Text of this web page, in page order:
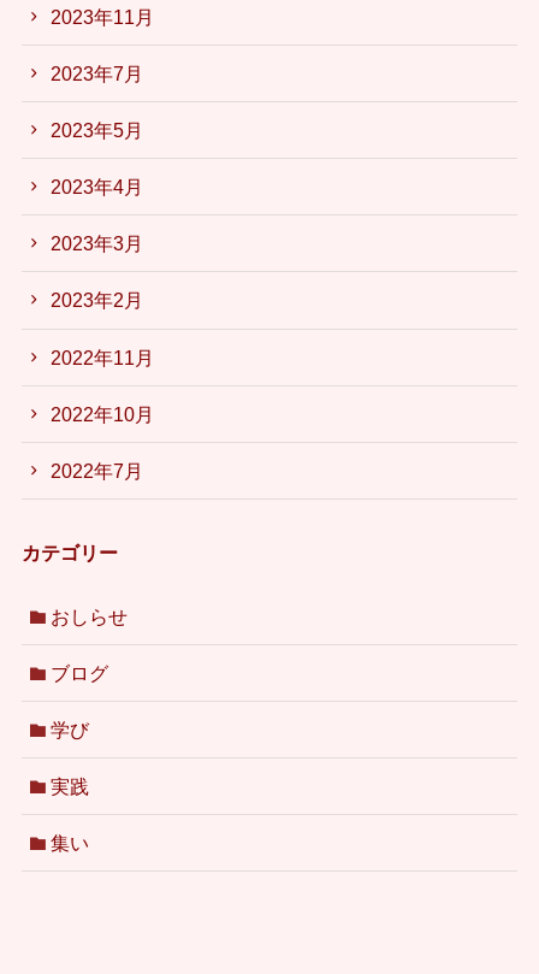
2023年11月
2023年7月
2023年5月
2023年4月
2023年3月
2023年2月
2022年11月
2022年10月
2022年7月
カテゴリー
おしらせ
ブログ
学び
実践
集い